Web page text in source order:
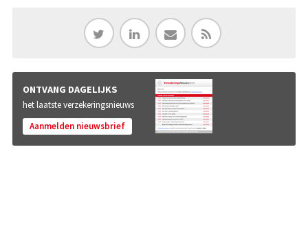
ONTVANG DAGELIJKS
het laatste verzekeringsnieuws
Aanmelden nieuwsbrief